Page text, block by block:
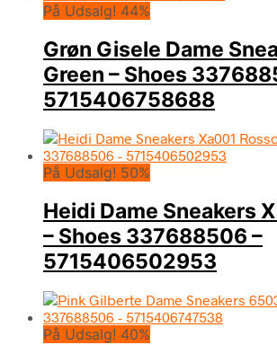
På Udsalg! 44%
Grøn Gisele Dame
Green – Shoes
5715406758688
På Udsalg! 50%
Heidi Dame Sneakers
– Shoes 337688506 –
5715406502953
På Udsalg! 40%